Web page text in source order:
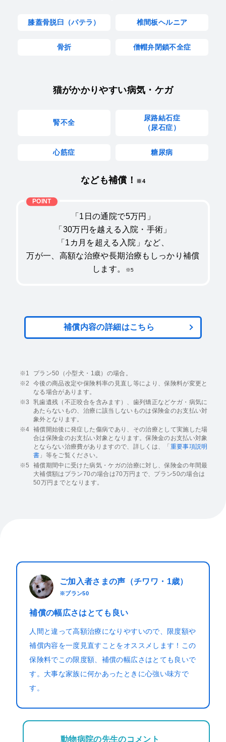
膝蓋骨脱臼（パテラ） 椎間板ヘルニア
骨折 僧帽弁閉鎖不全症
猫がかかりやすい病気・ケガ
腎不全
尿路結石症
（尿石症）
心筋症 糖尿病
なども補償！ ※4
「1日の通院で5万円」
「30万円を越える入院・手術」
「1カ月を超える入院」など、
万が一、高額な治療や長期治療もしっかり補償
します。
※5
補償内容の詳細はこちら
プラン50（小型犬・1歳）の場合。
今後の商品改定や保険料率の見直し等により、保険料が変更と
なる場合があります。
乳歯遺残（不正咬合を含みます）、歯列矯正などケガ・病気に
あたらないもの、治療に該当しないものは保険金のお支払い対
象外となります。
補償開始後に発症した傷病であり、その治療として実施した場
合は保険金のお支払い対象となります。保険金のお支払い対象
とならない治療費がありますので、詳しくは、「重要事項説明
書 」等をご覧ください。
補償期間中に受けた病気・ケガの治療に対し、保険金の年間最
大補償額はプラン70の場合は70万円まで、プラン50の場合は
50万円までとなります。
ご加入者さまの声（チワワ・1歳）
※プラン50
補償の幅広さはとても良い
人間と違って高額治療になりやすいので、限度額や
補償内容を一度見直すことをオススメします！この
保険料でこの限度額、補償の幅広さはとても良いで
す。大事な家族に何かあったときに心強い味方で
す。
動物病院の先生のコメント